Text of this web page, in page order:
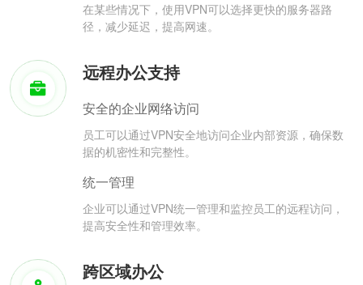
在某些情况下，使用VPN可以选择更快的服务器路
径，减少延迟，提高网速。
远程办公支持
安全的企业网络访问
员工可以通过VPN安全地访问企业内部资源，确保数
据的机密性和完整性。
统一管理
企业可以通过VPN统一管理和监控员工的远程访问，
提高安全性和管理效率。
跨区域办公